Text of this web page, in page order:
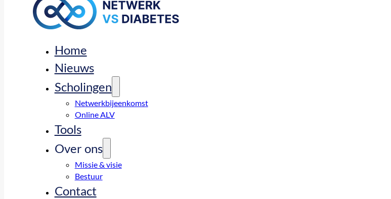
Home
Nieuws
Scholingen
Netwerkbijeenkomst
Online ALV
Tools
Over ons
Missie & visie
Bestuur
Contact